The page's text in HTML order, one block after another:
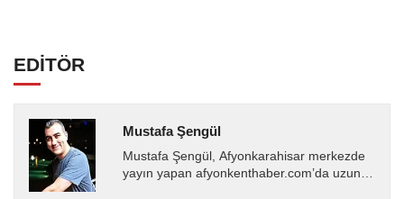
EDİTÖR
Mustafa Şengül
Mustafa Şengül, Afyonkarahisar merkezde
yayın yapan afyonkenthaber.com’da uzun